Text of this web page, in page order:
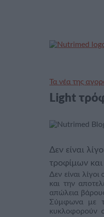
Τα νέα της
Light
Δεν είναι
τροφίμων
Δεν είναι
και την
απώλεια
Σύμφωνα με
κυκλοφορούν